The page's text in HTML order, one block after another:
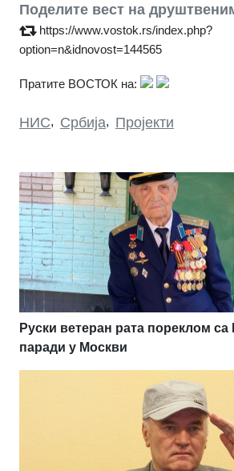
Поделите вест на
https://www.vostok.rs/index.php?
option=n&idnovost=144565
Пратите ВОСТОК на:
НИС, Србија, Пројекти
Руски ветеран рата пореклом са
паради у Москви